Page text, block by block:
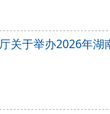
关于举办2026年湖